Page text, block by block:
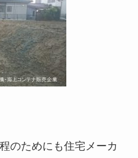
のためにも住宅メーカ